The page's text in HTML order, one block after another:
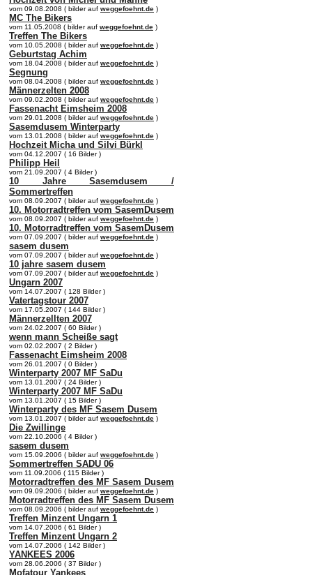
vom 09.08.2008 ( bilder auf weggefoehnt.de )
MC The Bikers
vom 11.05.2008 ( bilder auf weggefoehnt.de )
Treffen The Bikers
vom 10.05.2008 ( bilder auf weggefoehnt.de )
Geburtstag Achim
vom 18.04.2008 ( bilder auf weggefoehnt.de )
Segnung
vom 08.04.2008 ( bilder auf weggefoehnt.de )
Männerzelten 2008
vom 09.02.2008 ( bilder auf weggefoehnt.de )
Fassenacht Eimsheim 2008
vom 29.01.2008 ( bilder auf weggefoehnt.de )
Sasemdusem Winterparty
vom 13.01.2008 ( bilder auf weggefoehnt.de )
Hochzeit Micha und Silvi Bürkl
vom 04.12.2007 ( 16 Bilder )
Philipp Heil
vom 21.09.2007 ( 4 Bilder )
10 Jahre Sasemdusem /
Sommertreffen
vom 08.09.2007 ( bilder auf weggefoehnt.de )
10. Motorradtreffen vom SasemDusem
vom 08.09.2007 ( bilder auf weggefoehnt.de )
10. Motorradtreffen vom SasemDusem
vom 07.09.2007 ( bilder auf weggefoehnt.de )
sasem dusem
vom 07.09.2007 ( bilder auf weggefoehnt.de )
10 jahre sasem dusem
vom 07.09.2007 ( bilder auf weggefoehnt.de )
Ungarn 2007
vom 14.07.2007 ( 128 Bilder )
Vatertagstour 2007
vom 17.05.2007 ( 144 Bilder )
Männerzellten 2007
vom 24.02.2007 ( 60 Bilder )
wenn mann Scheiße sagt
vom 02.02.2007 ( 2 Bilder )
Fassenacht Eimsheim 2008
vom 26.01.2007 ( 0 Bilder )
Winterparty 2007 MF SaDu
vom 13.01.2007 ( 24 Bilder )
Winterparty 2007 MF SaDu
vom 13.01.2007 ( 15 Bilder )
Winterparty des MF Sasem Dusem
vom 13.01.2007 ( bilder auf weggefoehnt.de )
Die Zwillinge
vom 22.10.2006 ( 4 Bilder )
sasem dusem
vom 15.09.2006 ( bilder auf weggefoehnt.de )
Sommertreffen SADU 06
vom 11.09.2006 ( 115 Bilder )
Motorradtreffen des MF Sasem Dusem
vom 09.09.2006 ( bilder auf weggefoehnt.de )
Motorradtreffen des MF Sasem Dusem
vom 08.09.2006 ( bilder auf weggefoehnt.de )
Treffen Minzent Ungarn 1
vom 14.07.2006 ( 61 Bilder )
Treffen Minzent Ungarn 2
vom 14.07.2006 ( 142 Bilder )
YANKEES 2006
vom 28.06.2006 ( 37 Bilder )
Mofatour Yankees